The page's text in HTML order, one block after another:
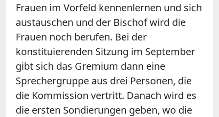
Frauen im Vorfeld kennenlernen und sich
austauschen und der Bischof wird die
Frauen noch berufen. Bei der
konstituierenden Sitzung im September
gibt sich das Gremium dann eine
Sprechergruppe aus drei Personen, die
die Kommission vertritt. Danach wird es
die ersten Sondierungen geben, wo die